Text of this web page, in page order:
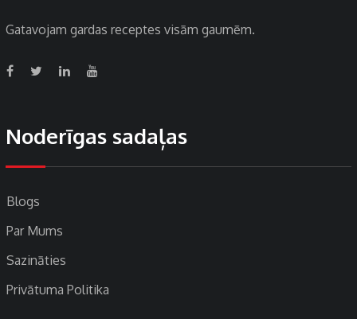
Gatavojam gardas receptes visām gaumēm.
Noderīgas sadaļas
Blogs
Par Mums
Sazināties
Privātuma Politika